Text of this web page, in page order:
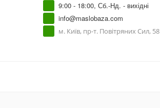
9:00 - 18:00, Сб.-Нд. - вихідні
info@maslobaza.com
м. Київ, пр-т. Повітряних Сил, 58